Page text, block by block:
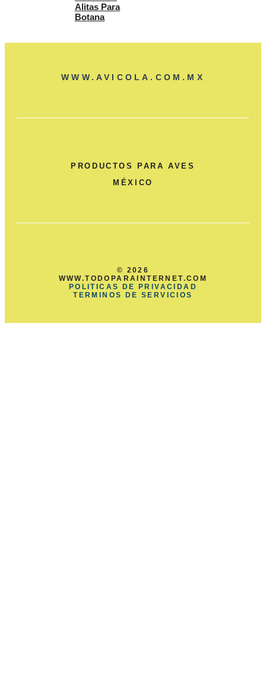
Alitas Para
Botana
WWW.AVICOLA.COM.MX
PRODUCTOS PARA AVES
MÉXICO
© 2026
WWW.TODOPARAINTERNET.COM
POLITICAS DE PRIVACIDAD
TERMINOS DE SERVICIOS